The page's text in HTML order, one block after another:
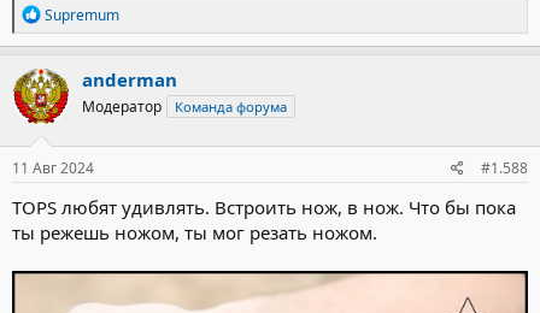
Р
е
а
к
ц
и
и
:
Supremum
anderman
Модератор Команда форума
11 Авг 2024 #1.588
TOPS любят удивлять. Встроить нож, в нож. Что бы пока
ты режешь ножом, ты мог резать ножом.